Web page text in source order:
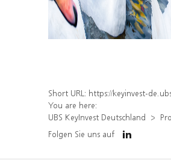
Short URL: https://keyinvest-de.ubs.com/produkt/detail/
You are here:
UBS KeyInvest Deutschland
Folgen Sie uns auf